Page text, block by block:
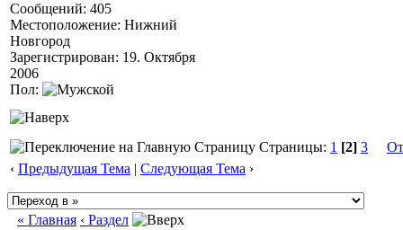
Сообщений: 405
Местоположение: Нижний
Новгород
Зарегистрирован: 19. Октября
2006
Пол:
Страницы: 1 [2] 3
‹ Предыдущая Тема | Следующая Тема ›
« Главная ‹ Раздел